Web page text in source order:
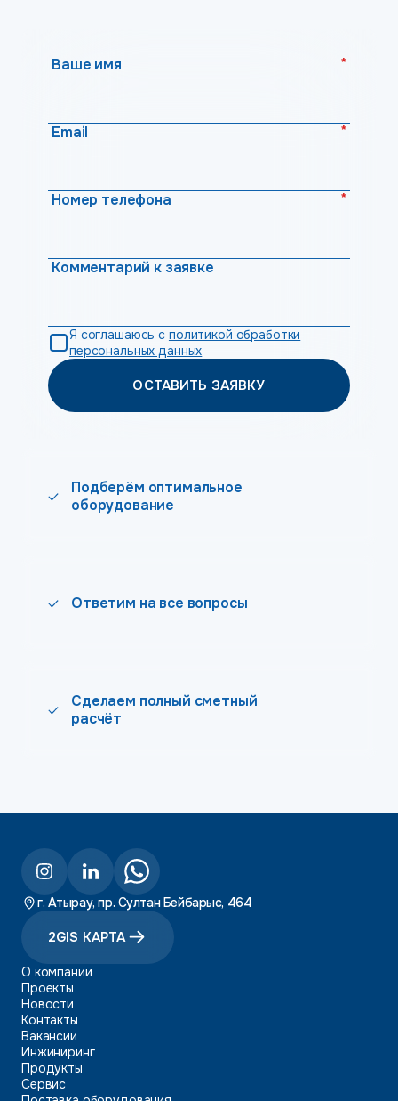
Ваше имя *
Email *
Номер телефона *
Комментарий к заявке
Я соглашаюсь с политикой обработки
персональных данных
ОСТАВИТЬ ЗАЯВКУ
Подберём оптимальное
оборудование
Ответим на все вопросы
Сделаем полный сметный
расчёт
г. Атырау, пр. Султан Бейбарыс, 464
2GIS КАРТА
О компании
Проекты
Новости
Контакты
Вакансии
Инжиниринг
Продукты
Сервис